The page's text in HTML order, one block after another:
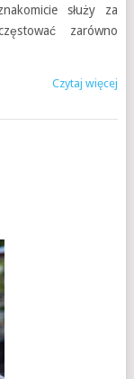
służy za
zarówno
Czytaj więcej